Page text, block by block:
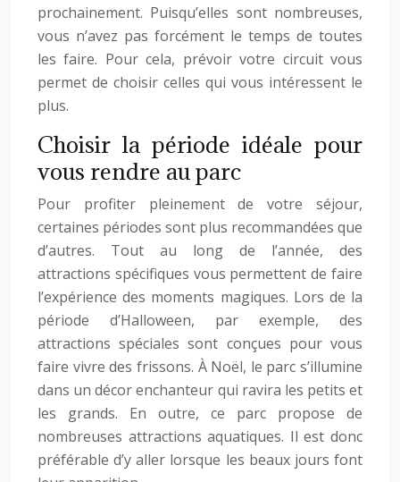
prochainement. Puisqu’elles sont nombreuses,
vous n’avez pas forcément le temps de toutes
les faire. Pour cela, prévoir votre circuit vous
permet de choisir celles qui vous intéressent le
plus.
Choisir la période idéale pour
vous rendre au parc
Pour profiter pleinement de votre séjour,
certaines périodes sont plus recommandées que
d’autres. Tout au long de l’année, des
attractions spécifiques vous permettent de faire
l’expérience des moments magiques. Lors de la
période d’Halloween, par exemple, des
attractions spéciales sont conçues pour vous
faire vivre des frissons. À Noël, le parc s’illumine
dans un décor enchanteur qui ravira les petits et
les grands. En outre, ce parc propose de
nombreuses attractions aquatiques. Il est donc
préférable d’y aller lorsque les beaux jours font